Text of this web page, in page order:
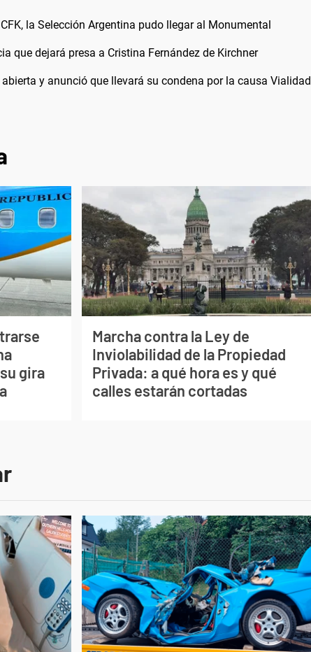
la Selección Argentina pudo llegar al Monumental
que dejará presa a Cristina Fernández de Kirchner
y anunció que llevará su condena por la causa Vialidad
gira
Marcha contra la Ley de
Inviolabilidad de la Propiedad
Privada: a qué hora es y qué
calles estarán cortadas